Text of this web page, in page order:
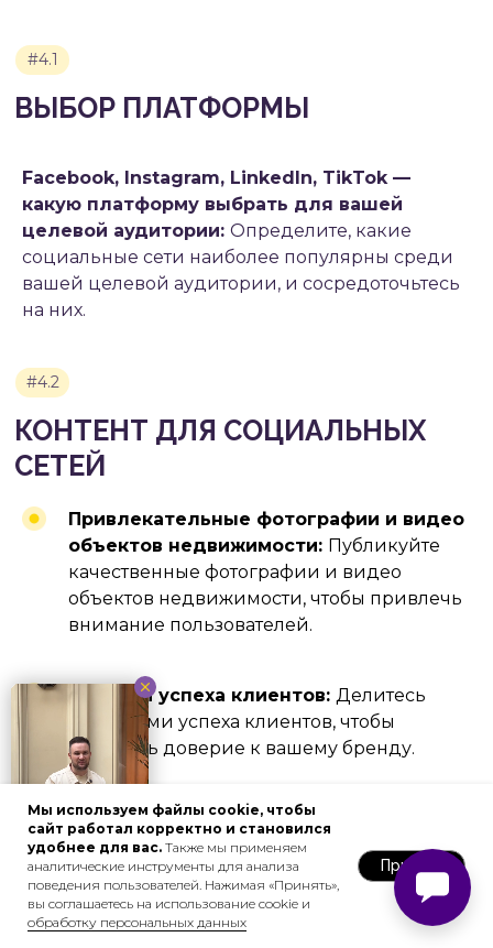
Facebook, Instagram, LinkedIn, TikTok —
какую платформу выбрать для вашей
целевой аудитории: Определите, какие
социальные сети наиболее популярны среди
вашей целевой аудитории, и сосредоточьтесь
на них.
Привлекательные фотографии и видео
объектов недвижимости: Публикуйте
качественные фотографии и видео
объектов недвижимости, чтобы привлечь
внимание пользователей.
Истории успеха клиентов: Делитесь
историями успеха клиентов, чтобы
повысить доверие к вашему бренду.
Объявления об открытых домах
House):Публикуйте объявления об
открытых домах, чтобы привлечь
потенциальных покупателей.
#8
КОРРЕКТНОЕ
ИСПОЛЬЗОВАНИЕ
И ПОДБОР ИНТЕРНЕТ-
ИНСТРУМЕНТОВ
ПОЗВОЛИТ ВАМ
ЭФФЕКТИВНО
УПРАВЛЯТЬ
РЕКЛАМНЫМИ
БЮДЖЕТАМИ
Давайте познакомимся
Мы используем файлы cookie, чтобы
сайт работал корректно и становился
удобнее для вас. Также мы применяем
аналитические инструменты для анализа
поведения пользователей. Нажимая «Принять»,
вы соглашаетесь на использование cookie и
обработку персональных данных
Принять